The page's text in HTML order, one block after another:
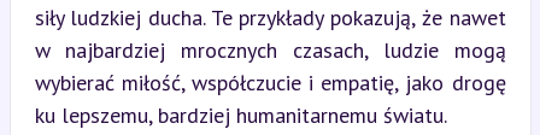
siły ludzkiej ducha. Te przykłady pokazują, że nawet
w najbardziej mrocznych czasach, ludzie mogą
wybierać miłość, współczucie i empatię, jako drogę
ku lepszemu, bardziej humanitarnemu światu.